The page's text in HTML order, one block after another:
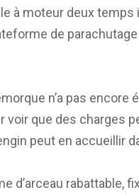
à moteur deux temps
de
n’a pas
que des charges
peut en accueillir
d’arceau rabattable,